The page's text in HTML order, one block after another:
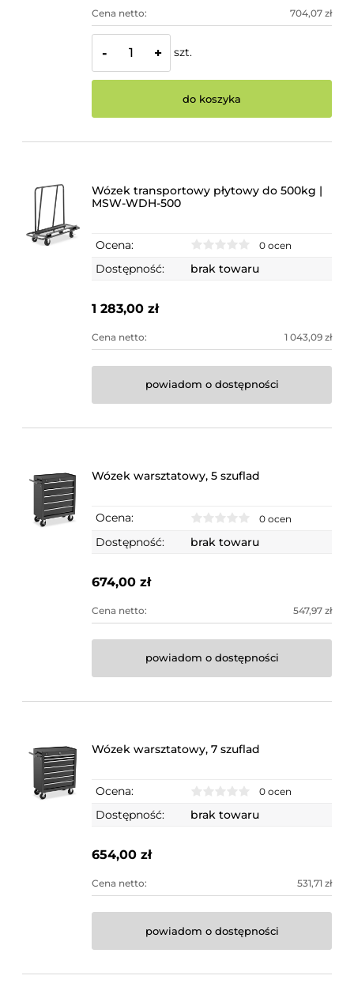
Cena netto: 704,07 zł
- + szt.
do koszyka
Wózek transportowy płytowy do 500kg |
MSW-WDH-500
Ocena: 0 ocen
Dostępność: brak towaru
1 283,00 zł
Cena netto: 1 043,09 zł
powiadom o dostępności
Wózek warsztatowy, 5 szuflad
Ocena: 0 ocen
Dostępność: brak towaru
674,00 zł
Cena netto: 547,97 zł
powiadom o dostępności
Wózek warsztatowy, 7 szuflad
Ocena: 0 ocen
Dostępność: brak towaru
654,00 zł
Cena netto: 531,71 zł
powiadom o dostępności